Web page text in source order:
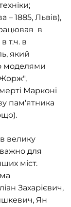
– 1885, Львів),
в
т.ч. в
який
моделями
Марконі
пам'ятника
велику
для
міст.
Захарієвич,
Ян